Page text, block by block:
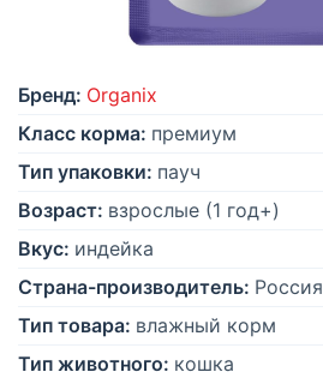
Бренд: Organix
Класс корма: премиум
Тип упаковки: пауч
Возраст: взрослые (1 год+)
Вкус: индейка
Страна-производитель: Россия
Тип товара: влажный корм
Тип животного: кошка